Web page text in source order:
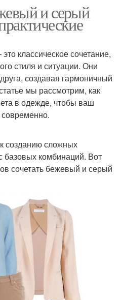
и серый
классическое сочетание,
стиля и ситуации. Они
создавая гармоничный
мы рассмотрим, как
в одежде, чтобы ваш
созданию сложных
базовых комбинаций. Вот
сочетать бежевый и серый